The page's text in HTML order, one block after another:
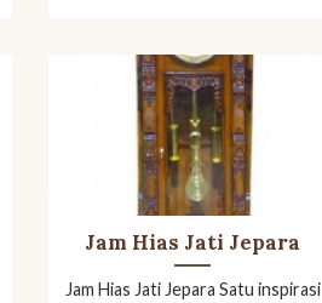
Jam Hias Jati Jepara
Jam Hias Jati Jepara Satu inspirasi